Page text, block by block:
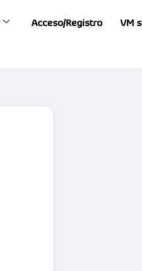
Acceso/Registro VM